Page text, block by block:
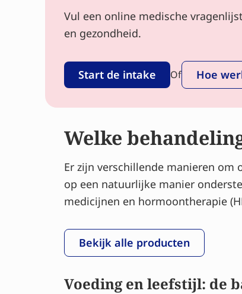
Vul een online medische
en gezondheid.
Start de intake Of Hoe
Welke
Er zijn verschillende manieren om
op een natuurlijke manier
medicijnen en hormoontherapie
Bekijk alle producten
Voeding en leefstijl: de